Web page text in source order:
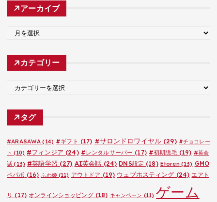
アーカイブ
カ
カテゴリー
ゴ
タグ
#ARASAWA (14) #ギフト (17) #サロンドロワイヤル(29) #チョコレー
ト (10) #フィンジア (24) #レンタルサーバー (17) #初期脱毛(19) #英会
話 (13) #英語学習 (27) AI英会話 (24) DNS設定 (18) Etoren(13) GMO
ペパボ (16) ふわ姫(11) アウトドア (19) ウェブホスティング (24) エアト
リ (17) オンラインショッピング(18) キャンペーン (11) ゲーム